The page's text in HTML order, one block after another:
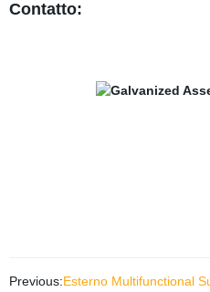
Contatto:
Previous:Esterno Multifunctional